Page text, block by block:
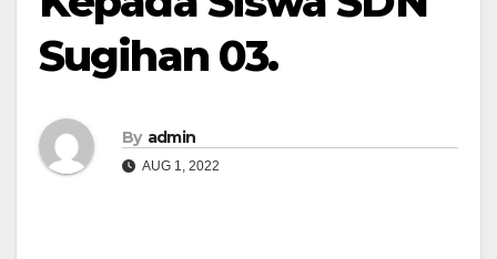
Sugihan 03.
By admin
AUG 1, 2022